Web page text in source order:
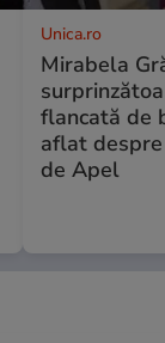
Unica.ro
Mirabela
flancată de
aflat
de Apel